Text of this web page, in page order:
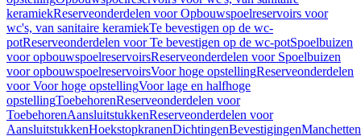
keramiekReserveonderdelen voor Opbouwspoelreservoirs voor
wc's, van sanitaire keramiekTe bevestigen op de wc-
potReserveonderdelen voor Te bevestigen op de wc-potSpoelbuizen
voor opbouwspoelreservoirsReserveonderdelen voor Spoelbuizen
voor opbouwspoelreservoirsVoor hoge opstellingReserveonderdelen
voor Voor hoge opstellingVoor lage en halfhoge
opstellingToebehorenReserveonderdelen voor
ToebehorenAansluitstukkenReserveonderdelen voor
AansluitstukkenHoekstopkranenDichtingenBevestigingenManchetten